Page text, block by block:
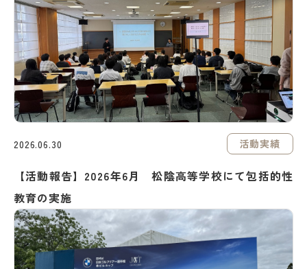
2026.06.30 活動実績
【活動報告】2026年6月 松陰高等学校にて包括的性
教育の実施